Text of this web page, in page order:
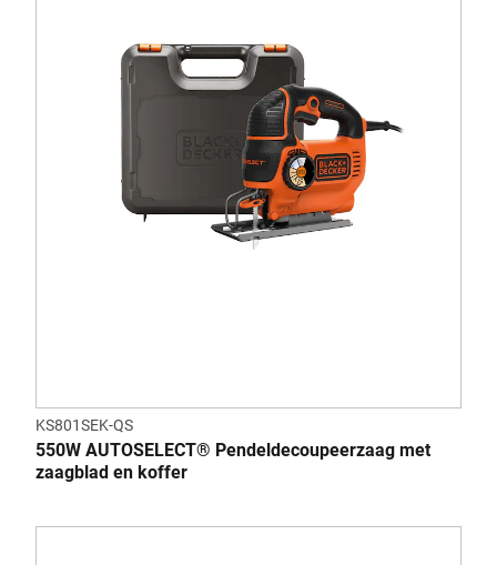
KS801SEK-QS
550W AUTOSELECT® Pendeldecoupeerzaag met
zaagblad en koffer